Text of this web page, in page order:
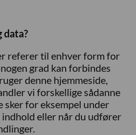
data?
referer til enhver form for
grad kan forbindes
denne hjemmeside,
vi forskellige sådanne
sker for eksempel under
indhold eller når du udfører